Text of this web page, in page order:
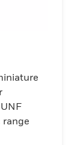
range